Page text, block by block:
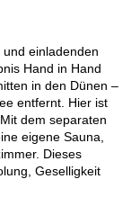
einladenden
Hand in Hand
in den Dünen –
entfernt. Hier ist
dem separaten
eigene Sauna,
Dieses
Geselligkeit